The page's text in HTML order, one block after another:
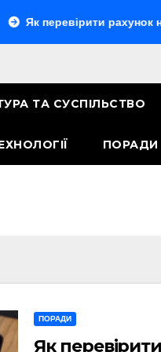
рахунок на Оранж:
ТА СУСПІЛЬСТВО
ПОРАДИ
ПОРАДИ
Як